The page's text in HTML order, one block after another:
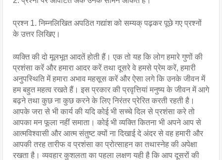
प्रश्न 1. निम्नलिखित अपठित गद्यांश को सम्यक् पढ़कर पूछे गए प्रश्नों
के उत्तर लिखिए।
व्यक्ति की दो मूलभूत आदतें होती हैं। एक तो यह कि लोग हमारे गुणों की
प्रशंसा करें और हमारा आदर करें तथा दूसरे वे हमसे प्रेम करें, हमारी
अनुपस्थिति में हमारा अभाव महसूस करें और ऐसा लगे कि उनके जीवन में
हम बहुत महत्व रखते हैं। इस प्रकार की प्रवृत्तियां मनुष्य के जीवन में आगे
बढ़ने तथा कुछ ना कुछ करने के लिए निरंतर प्रेरित करती रहती है।
आपके जरा से भी कार्य की यदि कोई भी सच्चे दिल से प्रशंसा करे तो
आपका मन फूला नहीं समाता। कोई भी व्यक्ति कितना भी अपने आप से
आत्मविश्वासी और आत्म संतुष्ट क्यों ना दिखाई दे अंदर से वह हमारी और
आपकी तरह तारीफ व प्रशंसा का प्रोत्साहन का तथास्नेह की अपेक्षा
रखता है। व्यवहार कुशलता का पहला लक्षण यही है कि आप दूसरों की